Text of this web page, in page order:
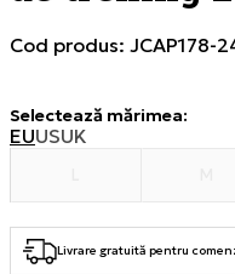
Cod produs: JCAP178-
Selectează mărimea:
EUUSUK
Livrare gratuită pentru